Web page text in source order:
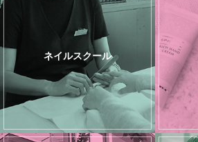
ネイルスクール